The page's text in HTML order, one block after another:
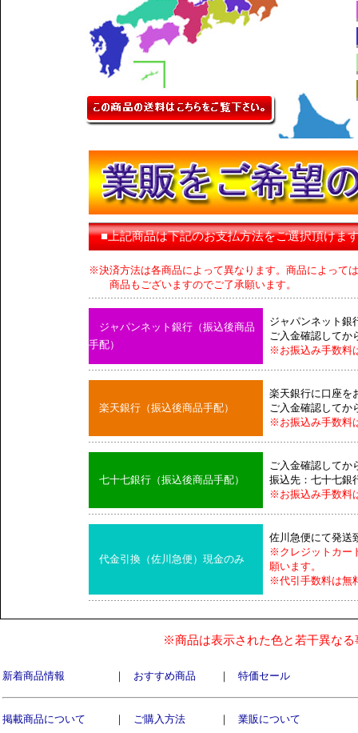
■上記商品は下記のお支払方法をご選択頂けま
※決済方法は各商品によって異なります。商品によって
商品もございますのでご了承願います。
ジャパンネット銀行（振込後商品
手配）
ジャパンネット銀
ご入金確認してか
※お振込み手数料
楽天銀行（振込後商品手配）
楽天銀行に口座を
ご入金確認してか
※お振込み手数料
七十七銀行（振込後商品手配）
ご入金確認してか
振込先：七十七銀
※お振込み手数料
代金引換（佐川急便）現金のみ
佐川急便にて発送
※クレジットカー
願います。
※代引手数料は無
※商品は表示された色と若干異な
新着商品情報 ｜ おすすめ商品 ｜ 特価セール
掲載商品について ｜ ご購入方法 ｜ 業販について